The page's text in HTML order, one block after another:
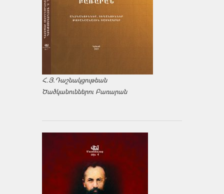
Հ.Յ.Դաշնակցութեան
Ծածկանուններու Բառարան